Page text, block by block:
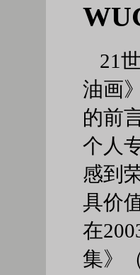
21
油画
的前
个人
感到
具价
在
集》